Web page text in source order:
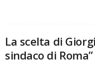
La scelta di
sindaco di Roma”